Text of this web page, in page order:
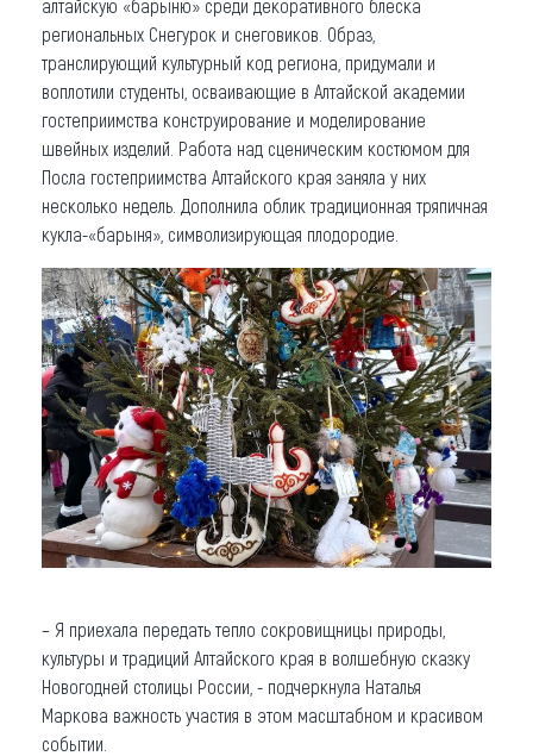
алтайскую «барыню» среди декоративного блеска
региональных Снегурок и снеговиков. Образ,
транслирующий культурный код региона, придумали и
воплотили студенты, осваивающие в Алтайской академии
гостеприимства конструирование и моделирование
швейных изделий. Работа над сценическим костюмом для
Посла гостеприимства Алтайского края заняла у них
несколько недель. Дополнила облик традиционная тряпичная
кукла-«барыня», символизирующая плодородие.
– Я приехала передать тепло сокровищницы природы,
культуры и традиций Алтайского края в волшебную сказку
Новогодней столицы России, - подчеркнула Наталья
Маркова важность участия в этом масштабном и красивом
событии.